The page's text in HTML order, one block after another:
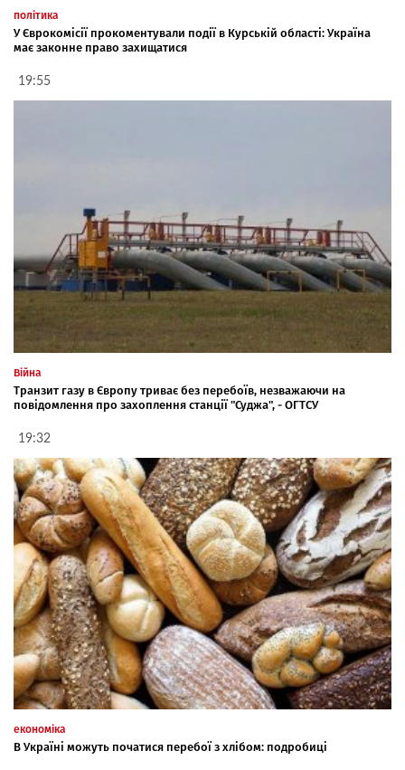
політика
У Єврокомісії прокоментували події в Курській області: Україна
має законне право захищатися
19:55
Війна
Транзит газу в Європу триває без перебоїв, незважаючи на
повідомлення про захоплення станції "Суджа", - ОГТСУ
19:32
економіка
В Україні можуть початися перебої з хлібом: подробиці